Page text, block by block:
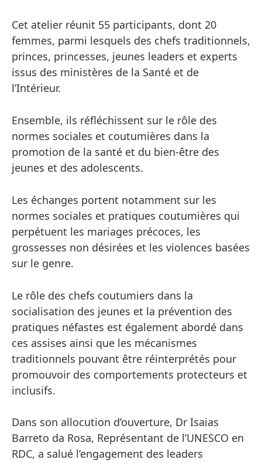
Cet atelier réunit 55 participants, dont 20
femmes, parmi lesquels des chefs traditionnels,
princes, princesses, jeunes leaders et experts
issus des ministères de la Santé et de
l’Intérieur.
Ensemble, ils réfléchissent sur le rôle des
normes sociales et coutumières dans la
promotion de la santé et du bien-être des
jeunes et des adolescents.
Les échanges portent notamment sur les
normes sociales et pratiques coutumières qui
perpétuent les mariages précoces, les
grossesses non désirées et les violences basées
sur le genre.
Le rôle des chefs coutumiers dans la
socialisation des jeunes et la prévention des
pratiques néfastes est également abordé dans
ces assises ainsi que les mécanismes
traditionnels pouvant être réinterprétés pour
promouvoir des comportements protecteurs et
inclusifs.
Dans son allocution d’ouverture, Dr Isaias
Barreto da Rosa, Représentant de l’UNESCO en
RDC, a salué l’engagement des leaders